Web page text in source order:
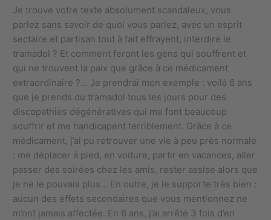
Je trouve votre texte absolument scandaleux, vous
parlez sans savoir de quoi vous parlez, avec un esprit
sectaire et partisan tout à fait effrayent, interdire le
tramadol ? Et comment feront les gens qui souffrent et
qui ne trouvent la paix que grâce à ce médicament
extraordinaire ?… Je prendrai mon exemple : voilà 6 ans
que je prends du tramadol tous les jours pour des
discopathies dégénératives qui me font beaucoup
souffrir et me handicapent terriblement. Grâce à ce
médicament, j’ai pu retrouver une vie à peu près normale
: me déplacer à pied, en voiture, partir en vacances, aller
passer des soirées chez les amis, rester assise alors que
je ne le pouvais plus… En outre, je le supporte très bien :
aucun des effets secondaires que vous mentionnez ne
m’ont jamais affectée. En 6 ans, j’ai arrêté 3 fois d’en